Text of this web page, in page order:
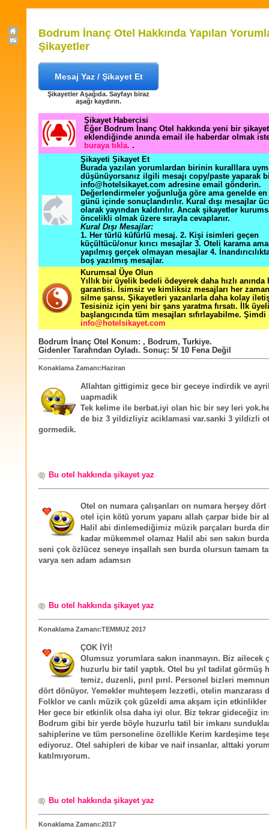
Bodrum İnanç Otel Hakkında Yapılan
Şikayetler
Mesaj Yaz / Şikayet Et
Şikayetler Aşağıda. Sayfayı biraz
aşağı kaydırın.
Şikayet Habercisi
Eğer Bodrum İnanç Otel hakkında yeni bir
eklendiğinde anında email ile haberdar olmak
buraya tıkla. .
Şikayeti Şikayet Et
Burada yazılan yorumlardan birinin kuralllara
düşünüyorsanız ilgili mesajı copy/paste yaparak
info@hotelsikayet.com adresine email gönderin.
Değerlendirmeler yoğunluğa göre ama genelde
günü içinde sonuçlandırılır. Kural dışı mesajlar
olarak yayından kaldırılır. Ancak şikayetler
öncelikli olmak üzere sırayla cevaplanır.
Kural Dışı Mesajlar:
1. Her türlü küfürlü mesaj. 2. Kişi isimleri geçen
küçültücü/onur kırıcı mesajlar 3. Oteli karama
yapılmış gerçek olmayan mesajlar 4.
boş yazılmış mesajlar.
Kurumsal Üye Olun
Yıllık bir üyelik bedeli ödeyerek daha hızlı
garantisi. İsimsiz ve kimliksiz mesajları her zaman
silme şansı. Şikayetleri yazanlarla daha kolay
Tesisiniz için yeni bir şans yaratma fırsatı. İlk
başlangıcında tüm mesajları sıfırlayabilme. Şimdi
info@hotelsikayet.com
Bodrum İnanç Otel Konum: , Bodrum, Turkiye.
Gidenler Tarafından Oyladı. Sonuç: 5/ 10 Fena Değil
Konaklama Zamanı:Haziran
Allahtan gittigimiz gece bir geceye indirdik ve
uapmadik
Tek kelime ile berbat.iyi olan hic bir sey leri
de biz 3 yildizliyiz aciklamasi var.sanki 3 yildizli
gormedik.
Bu otel hakkında şikayet yaz
Otel on numara çalışanları on numara herşey
otel için kötü yorum yapanı allah çarpar bide bir
Halil abi dinlemediğimiz müzik parçaları burda
kadar mükemmel olamaz Halil abi sen sakın
seni çok özlücez seneye inşallah sen burda olursun tamam
varya sen adam adamsın
Bu otel hakkında şikayet yaz
Konaklama Zamanı:TEMMUZ 2017
ÇOK İYİ!
Olumsuz yorumlara sakın inanmayın. Biz ailecek
huzurlu bir tatil yaptık. Otel bu yıl tadilat görmüş
temiz, duzenli, pırıl pırıl. Personel bizleri
dört dönüyor. Yemekler muhteşem lezzetli, otelin manzarası
Folklor ve canlı müzik çok güzeldi ama akşam için etkinlikler
Her gece bir etkinlik olsa daha iyi olur. Biz tekrar gideceğiz
Bodrum gibi bir yerde böyle huzurlu tatil bir imkanı
sahiplerine ve tüm personeline özellikle Kerim kardeşime
ediyoruz. Otel sahipleri de kibar ve naif insanlar, alttaki
katılmıyorum.
Bu otel hakkında şikayet yaz
Konaklama Zamanı:2017